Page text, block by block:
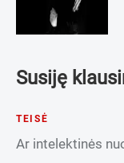
Susiję
TEISĖ
Ar intelektinės